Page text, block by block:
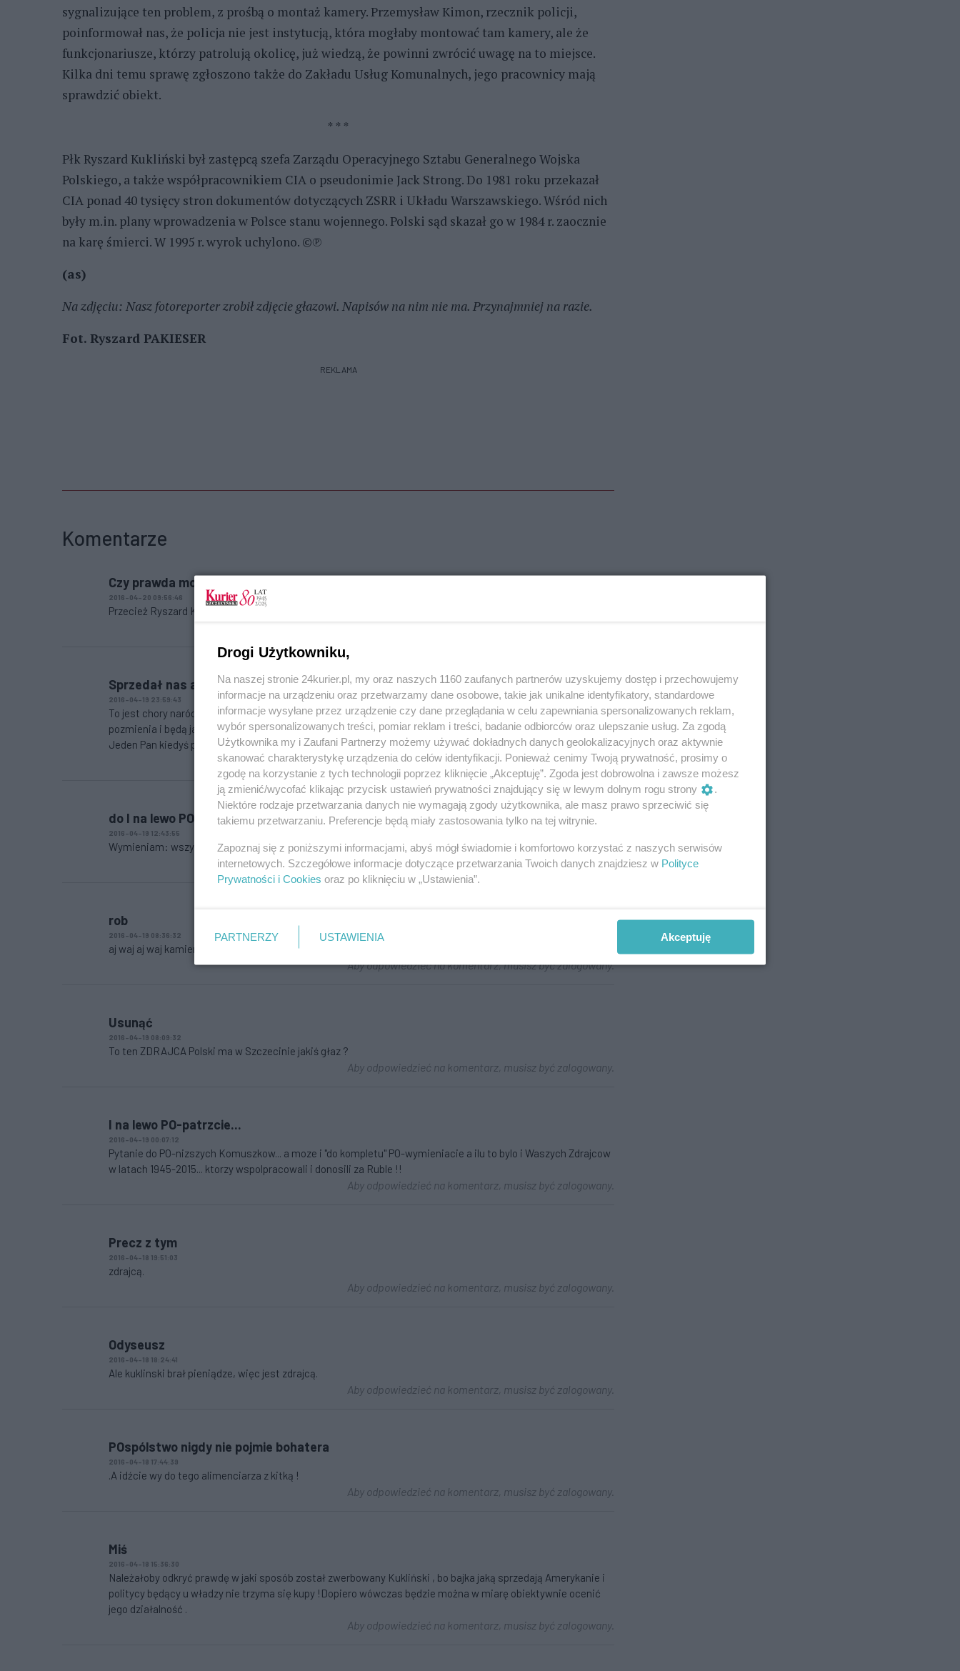
sygnalizujące ten problem, z prośbą o montaż kamery. Przemysław Kimon, rzecznik policji,
poinformował nas, że policja nie jest instytucją, która mogłaby montować tam kamery, ale że
funkcjonariusze, którzy patrolują okolicę, już wiedzą, że powinni zwrócić uwagę na to miejsce.
Kilka dni temu sprawę zgłoszono także do Zakładu Usług Komunalnych, jego pracownicy mają
sprawdzić obiekt.
* * *
Płk Ryszard Kukliński był zastępcą szefa Zarządu Operacyjnego Sztabu Generalnego Wojska
Polskiego, a także współpracownikiem CIA o pseudonimie Jack Strong. Do 1981 roku przekazał
CIA ponad 40 tysięcy stron dokumentów dotyczących ZSRR i Układu Warszawskiego. Wśród nich
były m.in. plany wprowadzenia w Polsce stanu wojennego. Polski sąd skazał go w 1984 r. zaocznie
na karę śmierci. W 1995 r. wyrok uchylono. ©℗
(as)
Na zdjęciu: Nasz fotoreporter zrobił zdjęcie głazowi. Napisów na nim nie ma. Przynajmniej na razie.
Fot. Ryszard PAKIESER
REKLAMA
Komentarze
Czy prawda może obrażać ?
2016-04-20 09:56:46
Przecież Ryszard Kukliński zdradził swoją Ojczyznę - Polskę
Sprzedał nas a pomnik mu za to jeszcze postawili.. PARANOJA
2016-04-19 23:59:43
To jest chory naród. Potrafi na piedestały wynosić sprzedawczyków i zdrajców swoich.. a jutro im się
pozmienia i będą jak dziś gwiazdy ściągają, zwozić te kuklińskie, kaczyńskie i inne do przetopienia... ehh..
Jeden Pan kiedyś powiedział: Dajcie polakom rządzić to się pozabijają sami..
Aby odpowiedzieć na komentarz, musisz być zalogowany.
do I na lewo PO-patrzcie...
2016-04-19 12:43:55
Wymieniam: wszyscy pomiędzy rokiem 2005 a 2007.
Aby odpowiedzieć na komentarz, musisz być zalogowany.
rob
2016-04-19 08:36:32
aj waj aj waj kamien pomalowali o co taki raban
Aby odpowiedzieć na komentarz, musisz być zalogowany.
Usunąć
2016-04-19 08:09:32
To ten ZDRAJCA Polski ma w Szczecinie jakiś głaz ?
Aby odpowiedzieć na komentarz, musisz być zalogowany.
I na lewo PO-patrzcie...
2016-04-19 00:07:12
Pytanie do PO-nizszych Komuszkow... a moze i "do kompletu" PO-wymieniacie a ilu to bylo i Waszych Zdrajcow
w latach 1945-2015... ktorzy wspolpracowali i donosili za Ruble !!
Aby odpowiedzieć na komentarz, musisz być zalogowany.
Precz z tym
2016-04-18 19:51:03
zdrajcą.
Aby odpowiedzieć na komentarz, musisz być zalogowany.
Odyseusz
2016-04-18 18:24:41
Ale kuklinski brał pieniądze, więc jest zdrajcą.
Aby odpowiedzieć na komentarz, musisz być zalogowany.
POspólstwo nigdy nie pojmie bohatera
2016-04-18 17:44:39
.A idźcie wy do tego alimenciarza z kitką !
Aby odpowiedzieć na komentarz, musisz być zalogowany.
Miś
2016-04-18 15:36:30
Należałoby odkryć prawdę w jaki sposób został zwerbowany Kukliński , bo bajka jaką sprzedają Amerykanie i
politycy będący u władzy nie trzyma się kupy !Dopiero wówczas będzie można w miarę obiektywnie ocenić
jego działalność .
Aby odpowiedzieć na komentarz, musisz być zalogowany.
Drogi Użytkowniku,
Na naszej stronie 24kurier.pl, my oraz naszych 1160 zaufanych partnerów uzyskujemy dostęp i przechowujemy
informacje na urządzeniu oraz przetwarzamy dane osobowe, takie jak unikalne identyfikatory, standardowe
informacje wysyłane przez urządzenie czy dane przeglądania w celu zapewniania spersonalizowanych reklam,
wybór spersonalizowanych treści, pomiar reklam i treści, badanie odbiorców oraz ulepszanie usług. Za zgodą
Użytkownika my i Zaufani Partnerzy możemy używać dokładnych danych geolokalizacyjnych oraz aktywnie
skanować charakterystykę urządzenia do celów identyfikacji. Ponieważ cenimy Twoją prywatność, prosimy o
zgodę na korzystanie z tych technologii poprzez kliknięcie „Akceptuję”. Zgoda jest dobrowolna i zawsze możesz
ją zmienić/wycofać klikając przycisk ustawień prywatności znajdujący się w lewym dolnym rogu strony
Niektóre rodzaje przetwarzania danych nie wymagają zgody użytkownika, ale masz prawo sprzeciwić się
takiemu przetwarzaniu. Preferencje będą miały zastosowania tylko na tej witrynie.
Zapoznaj się z poniższymi informacjami, abyś mógł świadomie i komfortowo korzystać z naszych serwisów
internetowych. Szczegółowe informacje dotyczące przetwarzania Twoich danych znajdziesz w Polityce
Prywatności i Cookies oraz po kliknięciu w „Ustawienia”.
PARTNERZY USTAWIENIA Akceptuję